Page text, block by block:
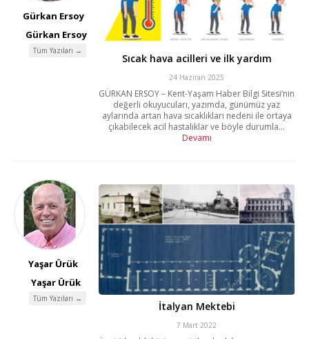
Gürkan Ersoy
Gürkan Ersoy
Tüm Yazıları →
Sıcak hava acilleri ve ilk yardım
24 Haziran 2025
GÜRKAN ERSOY – Kent-Yaşam Haber Bilgi Sitesi’nin
değerli okuyucuları, yazımda, günümüz yaz
aylarında artan hava sıcaklıkları nedeni ile ortaya
çıkabilecek acil hastalıklar ve böyle durumla...
Devamı
Yaşar Ürük
Yaşar Ürük
Tüm Yazıları →
İtalyan Mektebi
7 Mart 2022